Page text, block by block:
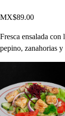
MX$89.00
Fresca ensalada
pepino, zanahorias y